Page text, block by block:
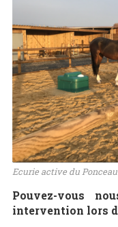
Ecurie active du
Pouvez-vous
intervention lors